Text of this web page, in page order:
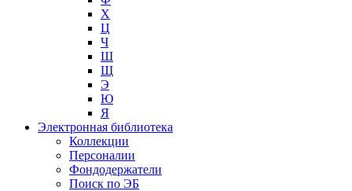
Х
Ц
Ч
Ш
Щ
Э
Ю
Я
Электронная библиотека
Коллекции
Персоналии
Фондодержатели
Поиск по ЭБ